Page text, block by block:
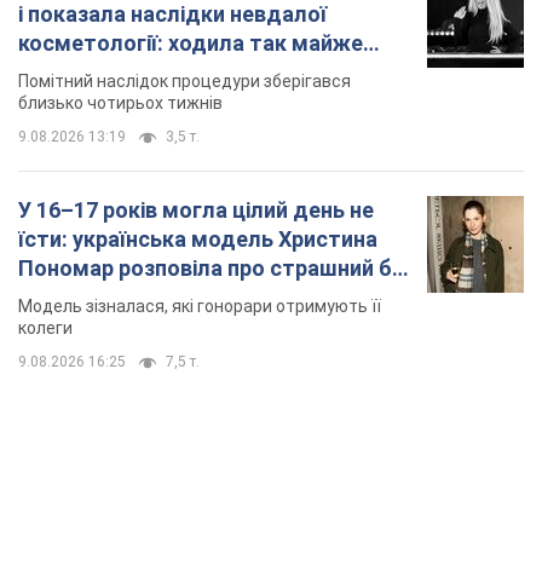
і показала наслідки невдалої
косметології: ходила так майже
місяць
Помітний наслідок процедури зберігався
близько чотирьох тижнів
9.08.2026 13:19 3,5 т.
У 16–17 років могла цілий день не
їсти: українська модель Христина
Пономар розповіла про страшний бік
модельної кар’єри
Модель зізналася, які гонорари отримують її
колеги
9.08.2026 16:25 7,5 т.